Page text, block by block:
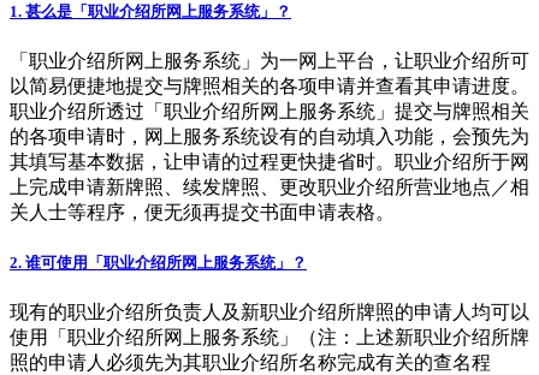
1. 甚么是「职业介绍所网上服务系统」？
「职业介绍所网上服务系统」为一网上平台，让职业介绍所可
以简易便捷地提交与牌照相关的各项申请并查看其申请进度。
职业介绍所透过「职业介绍所网上服务系统」提交与牌照相关
的各项申请时，网上服务系统设有的自动填入功能，会预先为
其填写基本数据，让申请的过程更快捷省时。职业介绍所于网
上完成申请新牌照、续发牌照、更改职业介绍所营业地点／相
关人士等程序，便无须再提交书面申请表格。
2. 谁可使用「职业介绍所网上服务系统」？
现有的职业介绍所负责人及新职业介绍所牌照的申请人均可以
使用「职业介绍所网上服务系统」（注：上述新职业介绍所牌
照的申请人必须先为其职业介绍所名称完成有关的查名程